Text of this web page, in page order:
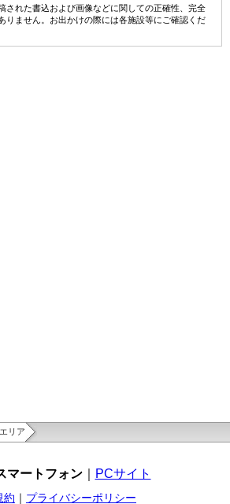
された書込および画像などに関しての正確性、完全
りません。お出かけの際には各施設等にご確認くだ
リア
マートフォン｜ PCサイト
約 ｜ プライバシーポリシー